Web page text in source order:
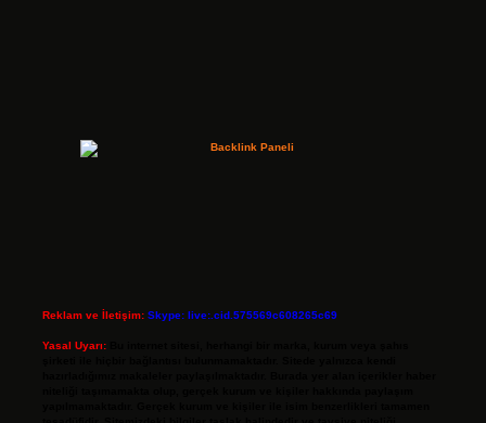
Reklam ve İletişim: Skype: live:.cid.575569c608265c69
Yasal Uyarı: